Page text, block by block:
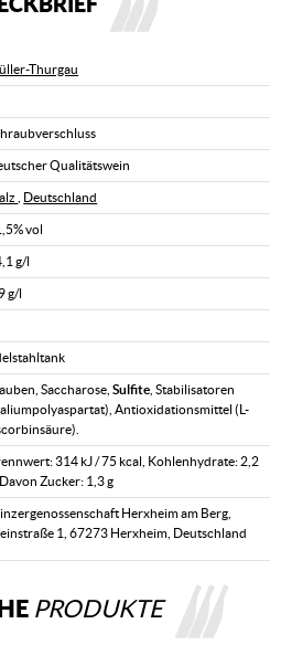
Thurgau
Qualitätswein
Deutschland
vol
g/l
g/l
Saccharose,Sulfite , Stabilisatoren
Antioxidationsmittel (L-
314 kJ / 75 kcal, Kohlenhydrate: 2,2
Zucker: 1,3 g
Herxheim am Berg,
1, 67273 Herxheim, Deutschland
PRODUKTE